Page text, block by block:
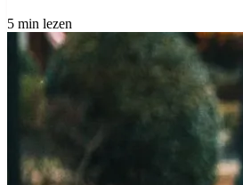
5 min lezen